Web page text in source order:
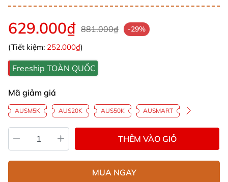
629.000₫ 881.000₫ -29%
(Tiết kiệm: 252.000₫)
Freeship TOÀN QUỐC
Mã giảm giá
AUSM5K AUS20K AUS50K AUSMART
THÊM VÀO GIỎ
MUA NGAY